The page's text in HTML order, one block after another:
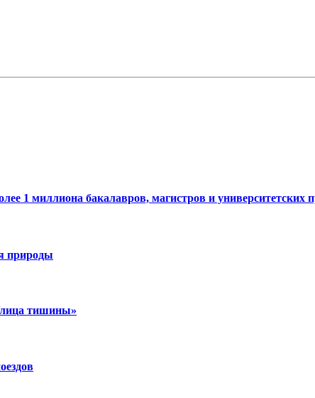
1 миллиона бакалавров, магистров и университетских
природы
тишины»